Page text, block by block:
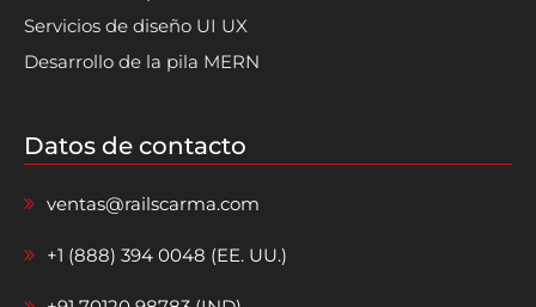
Servicios de diseño UI UX
Desarrollo de la pila MERN
Datos de contacto
ventas@railscarma.com
+1 (888) 394 0048 (EE. UU.)